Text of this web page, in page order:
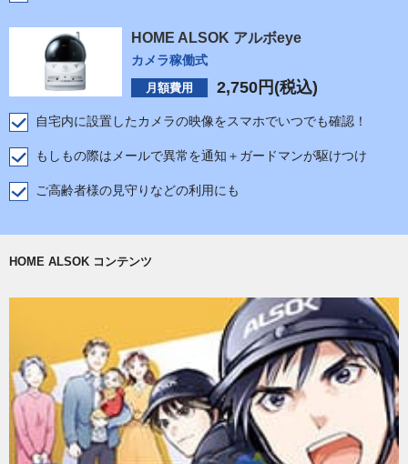
HOME ALSOK アルボeye
カメラ稼働式
月額費用 2,750 円(税込)
自宅内に設置したカメラの映像をスマホでいつでも確認！
もしもの際はメールで異常を通知＋ガードマンが駆けつけ
ご高齢者様の見守りなどの利用にも
HOME ALSOK コンテンツ